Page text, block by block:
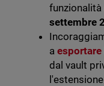
settembre
a
dal vault